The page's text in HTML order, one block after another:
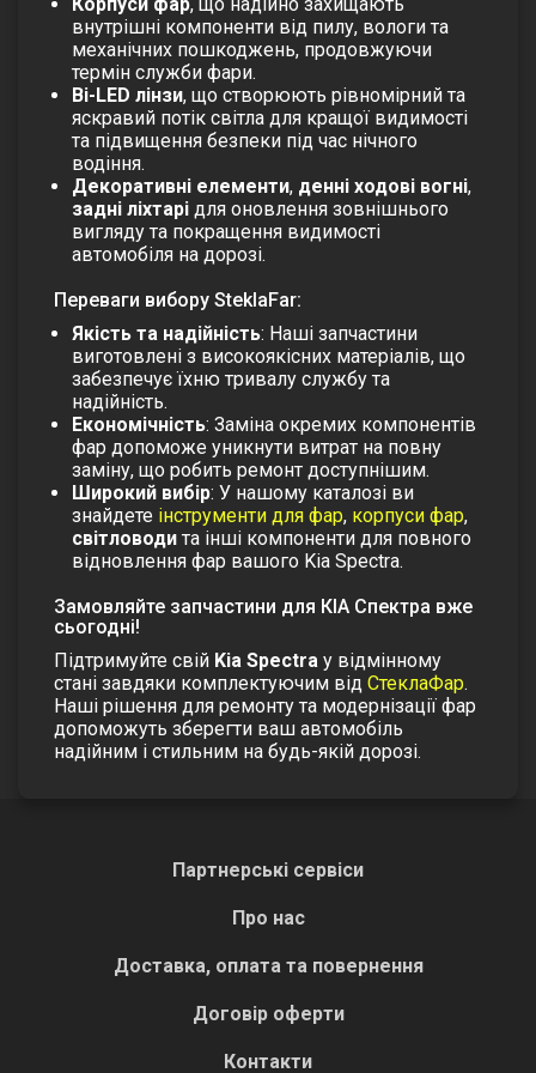
Корпуси фар, що надійно захищають
внутрішні компоненти від пилу, вологи та
механічних пошкоджень, продовжуючи
термін служби фари.
Bi-LED лінзи, що створюють рівномірний та
яскравий потік світла для кращої видимості
та підвищення безпеки під час нічного
водіння.
Декоративні елементи, денні ходові вогні,
задні ліхтарі для оновлення зовнішнього
вигляду та покращення видимості
автомобіля на дорозі.
Переваги вибору SteklaFar:
Якість та надійність: Наші запчастини
виготовлені з високоякісних матеріалів, що
забезпечує їхню тривалу службу та
надійність.
Економічність: Заміна окремих компонентів
фар допоможе уникнути витрат на повну
заміну, що робить ремонт доступнішим.
Широкий вибір: У нашому каталозі ви
знайдете інструменти для фар, корпуси фар,
світловоди та інші компоненти для повного
відновлення фар вашого Kia Spectra.
Замовляйте запчастини для КІА Спектра вже
сьогодні!
Підтримуйте свій Kia Spectra у відмінному
стані завдяки комплектуючим від СтеклаФар.
Наші рішення для ремонту та модернізації фар
допоможуть зберегти ваш автомобіль
надійним і стильним на будь-якій дорозі.
Партнерські сервіси
Про нас
Доставка, оплата та повернення
Договір оферти
Контакти